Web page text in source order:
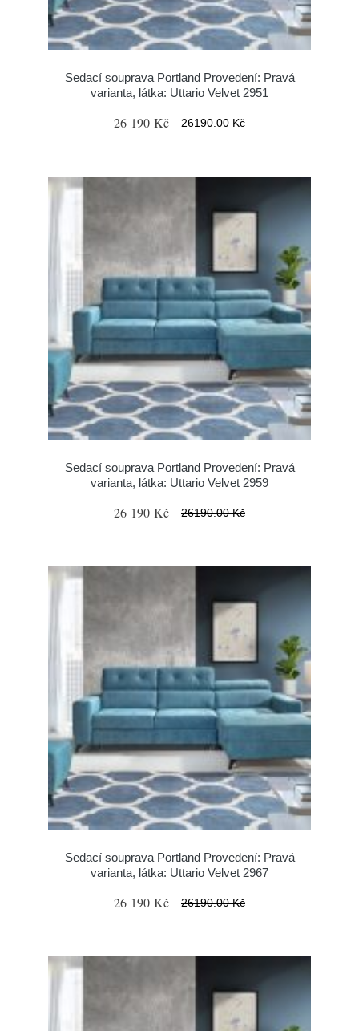
Sedací souprava Portland Provedení: Pravá
varianta, látka: Uttario Velvet 2951
26 190 Kč 26190.00 Kč
Sedací souprava Portland Provedení: Pravá
varianta, látka: Uttario Velvet 2959
26 190 Kč 26190.00 Kč
Sedací souprava Portland Provedení: Pravá
varianta, látka: Uttario Velvet 2967
26 190 Kč 26190.00 Kč